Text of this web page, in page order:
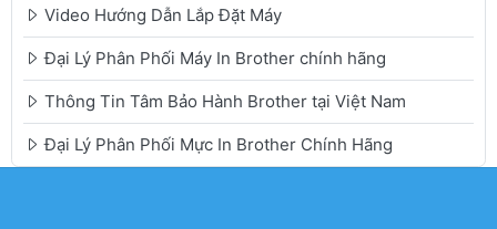
Video Hướng Dẫn Lắp Đặt Máy
Đại Lý Phân Phối Máy In Brother chính hãng
Thông Tin Tâm Bảo Hành Brother tại Việt Nam
Đại Lý Phân Phối Mực In Brother Chính Hãng